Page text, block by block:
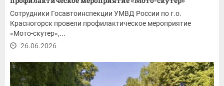
Сотрудники Госавтоинспекции УМВД России по г.о.
Красногорск провели профилактическое мероприятие
«Мото-скутер»,...
26.06.2026